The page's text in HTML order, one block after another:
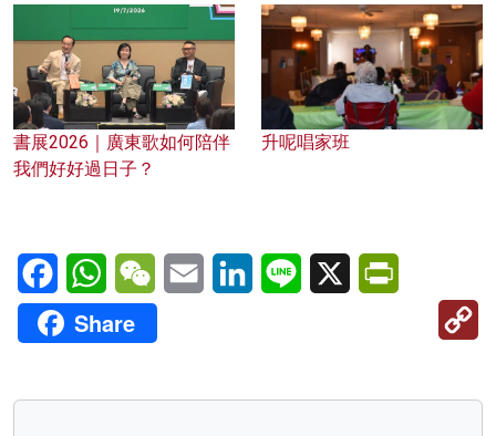
書展2026｜廣東歌如何陪伴
我們好好過日子？
升呢唱家班
FacebookWhatsAppWeChatEmail LinkedInLine X
Share